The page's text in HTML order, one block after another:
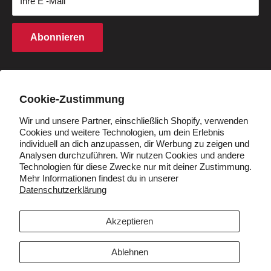
Cookie-Zustimmung
Wir und unsere Partner, einschließlich Shopify, verwenden
Cookies und weitere Technologien, um dein Erlebnis
individuell an dich anzupassen, dir Werbung zu zeigen und
Analysen durchzuführen. Wir nutzen Cookies und andere
Technologien für diese Zwecke nur mit deiner Zustimmung.
Mehr Informationen findest du in unserer
Datenschutzerklärung
Akzeptieren
Ablehnen
Kaufbedingungen
Rechte an geistigem Eigentum
Cookie -Richtlinie
Finanzierung
Partnerprogramm
Studentenrabatt
Abonnieren
Deutschland (EUR €)
Folgen Sie uns
Wir akzeptieren